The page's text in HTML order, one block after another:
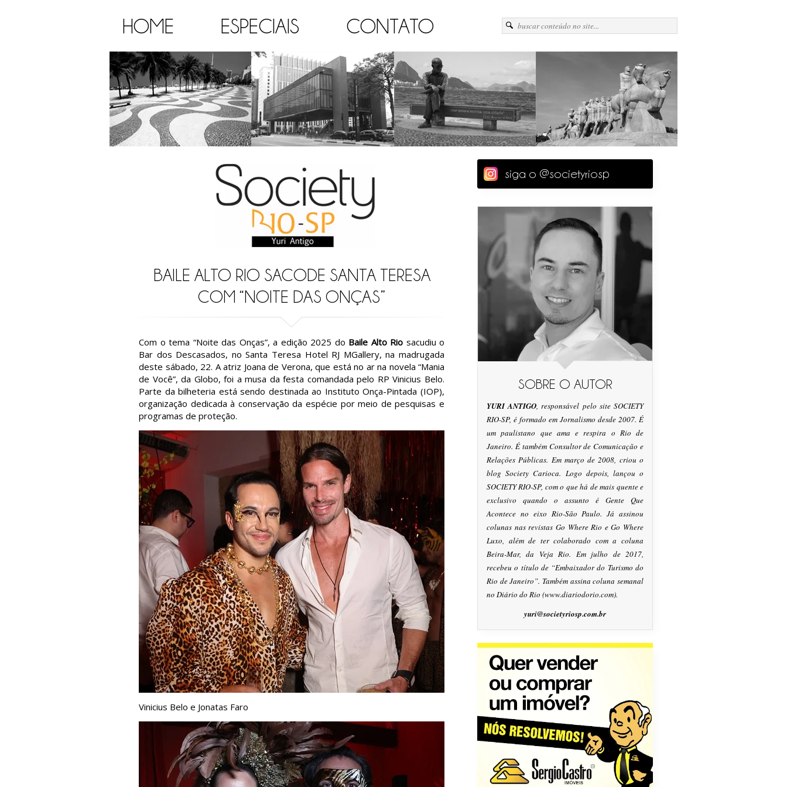
HOME ESPECIAIS CONTATO
BAILE ALTO RIO SACODE SANTA TERESA
COM “NOITE DAS ONÇAS”
Com o tema “Noite das Onças”, a edição 2025 do Baile Alto Rio sacudiu o
Bar dos Descasados, no Santa Teresa Hotel RJ MGallery, na madrugada
deste sábado, 22. A atriz Joana de Verona, que está no ar na novela “Mania
de Você”, da Globo, foi a musa da festa comandada pelo RP Vinicius Belo.
Parte da bilheteria está sendo destinada ao Instituto Onça-Pintada (IOP),
organização dedicada à conservação da espécie por meio de pesquisas e
programas de proteção.
Vinicius Belo e Jonatas Faro
siga o @societyriosp
SOBRE O AUTOR
YURI ANTIGO, responsável pelo site SOCIETY
RIO-SP, é formado em Jornalismo desde 2007. É
um paulistano que ama e respira o Rio de
Janeiro. É também Consultor de Comunicação e
Relações Públicas. Em março de 2008, criou o
blog Society Carioca. Logo depois, lançou o
SOCIETY RIO-SP, com o que há de mais quente e
exclusivo quando o assunto é Gente Que
Acontece no eixo Rio-São Paulo. Já assinou
colunas nas revistas Go Where Rio e Go Where
Luxo, além de ter colaborado com a coluna
Beira-Mar, da Veja Rio. Em julho de 2017,
recebeu o título de “Embaixador do Turismo do
Rio de Janeiro”. Também assina coluna semanal
no Diário do Rio (www.diariodorio.com).
yuri@societyriosp.com.br